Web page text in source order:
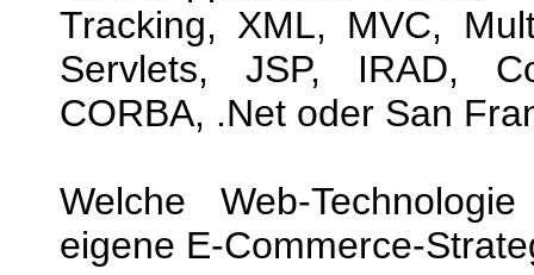
Tracking, XML, MVC,
Servlets, JSP, IRAD,
CORBA, .Net oder San
Welche Web-
eigene E-Commerce-